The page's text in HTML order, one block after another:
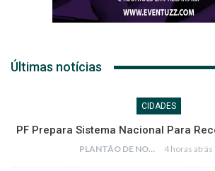
Últimas notícias
CIDADES
PF Prepara Sistema Nacional Para
PLANTÃO DE NOTÍCIAS 4 horas atrás